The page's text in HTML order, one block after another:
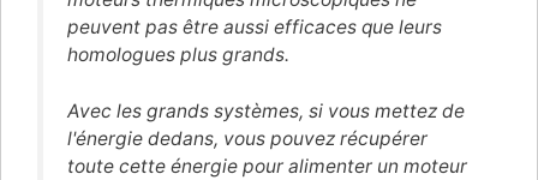
peuvent pas être aussi efficaces que leurs
homologues plus grands.
Avec les grands systèmes, si vous mettez de
l'énergie dedans, vous pouvez récupérer
toute cette énergie pour alimenter un moteur